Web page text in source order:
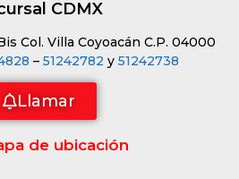
CDMX
Col. Villa Coyoacán C.P. 04000
– 51242782 y 51242738
Llamar
de ubicación